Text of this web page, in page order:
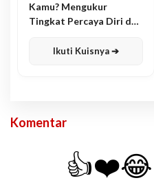
Kamu? Mengukur
Tingkat Percaya Diri dan
Ikuti Kuisnya ➔
Komentar
👍❤️😂